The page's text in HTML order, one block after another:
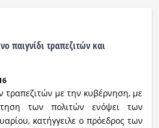
παιγνίδι τραπεζιτών και
τραπεζιτών με την κυβέρνηση, με
των πολιτών ενόψει των
κατήγγειλε ο πρόεδρος των